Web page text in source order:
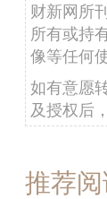
财新网所
所有或持
像等任何
如有意愿
及授权后
推荐